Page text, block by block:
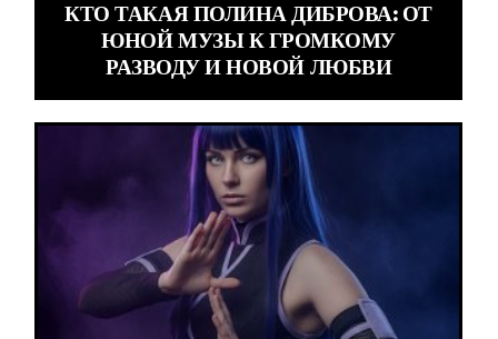
КТО ТАКАЯ ПОЛИНА ДИБРОВА: ОТ
ЮНОЙ МУЗЫ К ГРОМКОМУ
РАЗВОДУ И НОВОЙ ЛЮБВИ